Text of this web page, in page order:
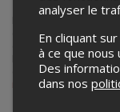
Lepointdevente.com
cadre de l’affichage
événements.
Pour plus
contacter
analyser le
En cliquant
à ce que
Des
dans nos